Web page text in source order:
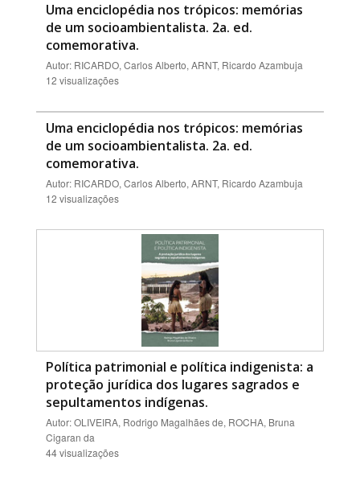
Uma enciclopédia nos trópicos: memórias
de um socioambientalista. 2a. ed.
comemorativa.
Autor: RICARDO, Carlos Alberto, ARNT, Ricardo Azambuja
12 visualizações
Uma enciclopédia nos trópicos: memórias
de um socioambientalista. 2a. ed.
comemorativa.
Autor: RICARDO, Carlos Alberto, ARNT, Ricardo Azambuja
12 visualizações
Política patrimonial e política indigenista: a
proteção jurídica dos lugares sagrados e
sepultamentos indígenas.
Autor: OLIVEIRA, Rodrigo Magalhães de, ROCHA, Bruna
Cigaran da
44 visualizações